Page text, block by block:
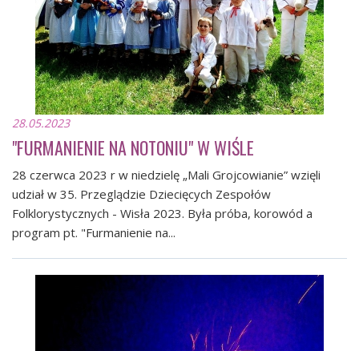
28.05.2023
"FURMANIENIE NA NOTONIU" W WIŚLE
28 czerwca 2023 r w niedzielę „Mali Grojcowianie” wzięli
udział w 35. Przeglądzie Dziecięcych Zespołów
Folklorystycznych - Wisła 2023. Była próba, korowód a
program pt. "Furmanienie na...